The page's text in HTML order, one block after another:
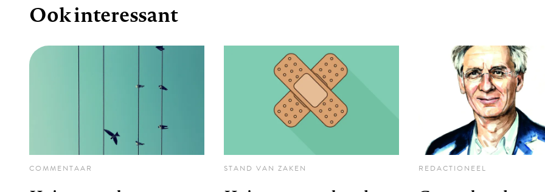
Ook interessant
COMMENTAAR STAND VAN ZAKEN REDACTIONEEL